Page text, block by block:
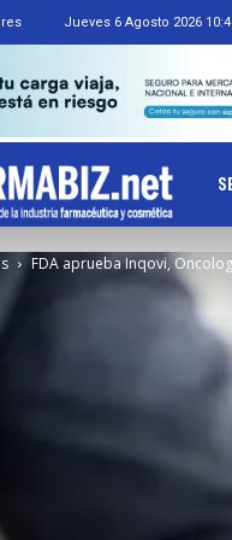
Jueves 6 Agosto 2026
FDA aprueba Inqovi,